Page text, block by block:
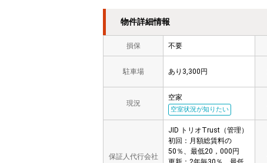
物件詳細情報
損保 不要
駐車場 あり3,300円
現況
空家
空室状況が知りたい
保証人代行会社
JID トリオTrust（管理）
初回：月額総賃料の
50％、最低20，000円